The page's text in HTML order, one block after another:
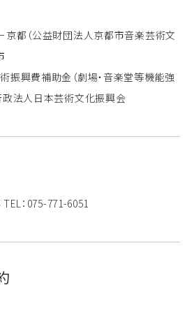
京都（公益財団法人京都市音楽芸術文
振興費補助金（劇場・音楽堂等機能強
政法人日本芸術文化振興会
：075-771-6051